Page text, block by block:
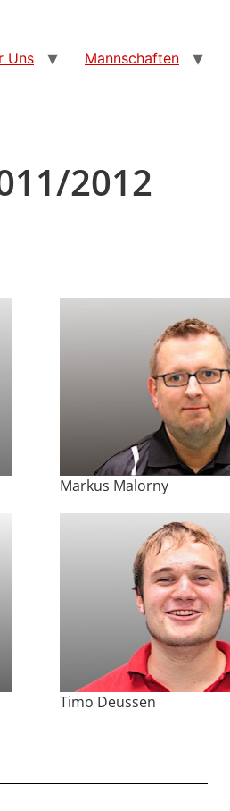
Uns Mannschaften
2012
Markus Malorny
Timo Deussen